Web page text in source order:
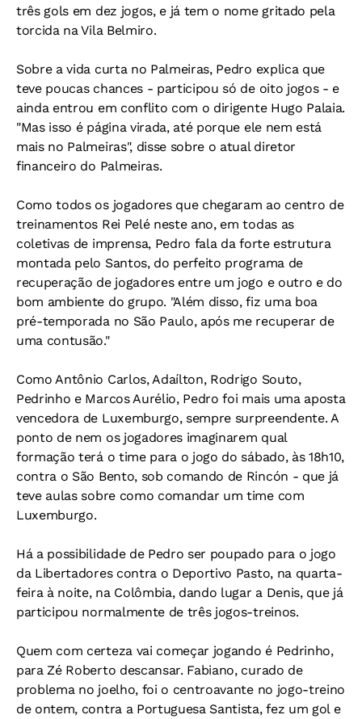
três gols em dez jogos, e já tem o nome gritado pela
torcida na Vila Belmiro.
Sobre a vida curta no Palmeiras, Pedro explica que
teve poucas chances - participou só de oito jogos - e
ainda entrou em conflito com o dirigente Hugo Palaia.
"Mas isso é página virada, até porque ele nem está
mais no Palmeiras", disse sobre o atual diretor
financeiro do Palmeiras.
Como todos os jogadores que chegaram ao centro de
treinamentos Rei Pelé neste ano, em todas as
coletivas de imprensa, Pedro fala da forte estrutura
montada pelo Santos, do perfeito programa de
recuperação de jogadores entre um jogo e outro e do
bom ambiente do grupo. "Além disso, fiz uma boa
pré-temporada no São Paulo, após me recuperar de
uma contusão."
Como Antônio Carlos, Adaílton, Rodrigo Souto,
Pedrinho e Marcos Aurélio, Pedro foi mais uma aposta
vencedora de Luxemburgo, sempre surpreendente. A
ponto de nem os jogadores imaginarem qual
formação terá o time para o jogo do sábado, às 18h10,
contra o São Bento, sob comando de Rincón - que já
teve aulas sobre como comandar um time com
Luxemburgo.
Há a possibilidade de Pedro ser poupado para o jogo
da Libertadores contra o Deportivo Pasto, na quarta-
feira à noite, na Colômbia, dando lugar a Denis, que já
participou normalmente de três jogos-treinos.
Quem com certeza vai começar jogando é Pedrinho,
para Zé Roberto descansar. Fabiano, curado de
problema no joelho, foi o centroavante no jogo-treino
de ontem, contra a Portuguesa Santista, fez um gol e